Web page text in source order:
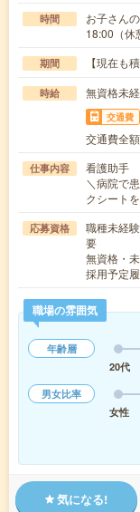
時間
お子さん
18:00（
期間 【現在も
時給 無資格未
交通費
交通費全
仕事内容
看護助手
＼病院で
クシート
応募資格
職種未経
要
無資格・
採用予定
職場の雰囲気
年齢層
20代
男女比率
女性
気になる!